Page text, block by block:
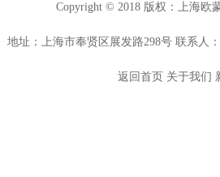
Copyright © 2018 版权：上海欧
地址：上海市奉贤区展发路298号 联系人
返回首页 关于我们